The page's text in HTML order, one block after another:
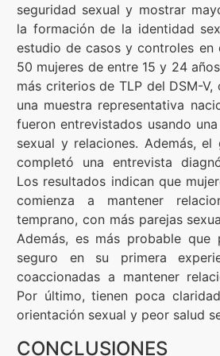
seguridad sexual y mostrar
la formación de la identidad
estudio de casos y controles en
50 mujeres de entre 15 y 24
más criterios de TLP del DSM-
una muestra representativa
fueron entrevistados usando
sexual y relaciones. Además,
completó una entrevista
Los resultados indican que
comienza a mantener
temprano, con más parejas
Además, es más probable que
seguro en su primera
coaccionadas a mantener
Por último, tienen poca
orientación sexual y peor salud
CONCLUSIONES